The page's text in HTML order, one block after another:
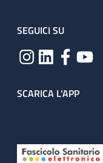
SEGUICI SU
SCARICA L'APP